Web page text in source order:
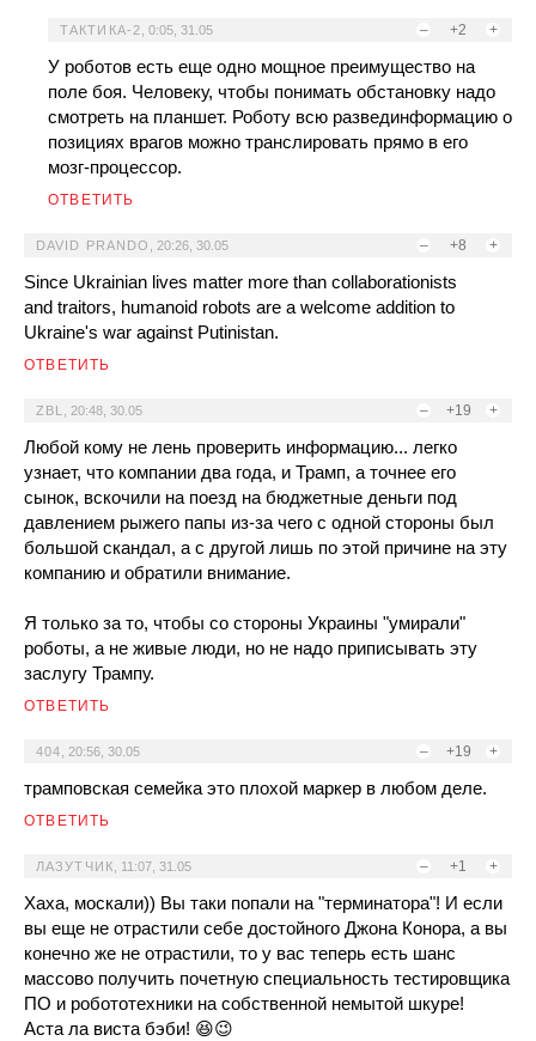
– +2 +
ТАКТИКА-2 0:05, 31.05
У роботов есть еще одно мощное преимущество на
поле боя. Человеку, чтобы понимать обстановку надо
смотреть на планшет. Роботу всю развединформацию о
позициях врагов можно транслировать прямо в его
мозг-процессор.
ОТВЕТИТЬ
– +8 +
DAVID PRANDO 20:26, 30.05
Since Ukrainian lives matter more than collaborationists
and traitors, humanoid robots are a welcome addition to
Ukraine's war against Putinistan.
ОТВЕТИТЬ
– +19 +
ZBL 20:48, 30.05
Любой кому не лень проверить информацию... легко
узнает, что компании два года, и Трамп, а точнее его
сынок, вскочили на поезд на бюджетные деньги под
давлением рыжего папы из-за чего с одной стороны был
большой скандал, а с другой лишь по этой причине на эту
компанию и обратили внимание.
Я только за то, чтобы со стороны Украины "умирали"
роботы, а не живые люди, но не надо приписывать эту
заслугу Трампу.
ОТВЕТИТЬ
– +19 +
404 20:56, 30.05
трамповская семейка это плохой маркер в любом деле.
ОТВЕТИТЬ
– +1 +
ЛАЗУТЧИК 11:07, 31.05
Хаха, москали)) Вы таки попали на "терминатора"! И если
вы еще не отрастили себе достойного Джона Конора, а вы
конечно же не отрастили, то у вас теперь есть шанс
массово получить почетную специальность тестировщика
ПО и робототехники на собственной немытой шкуре!
Аста ла виста бэби! 😆😉